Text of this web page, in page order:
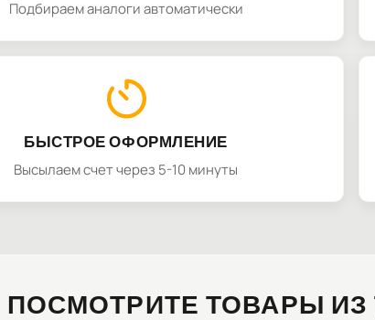
Подбираем аналоги автоматически
БЫСТРОЕ ОФОРМЛЕНИЕ
Высылаем счет через 5-10 минуты
ПОСМОТРИТЕ ТОВАРЫ ИЗ